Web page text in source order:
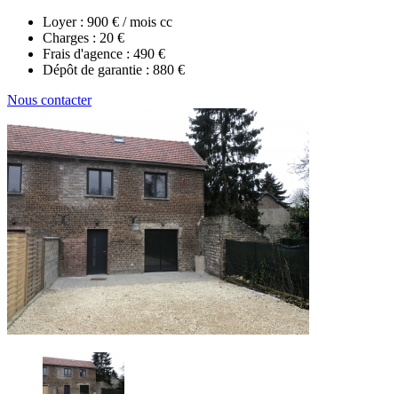
Loyer : 900 € / mois cc
Charges : 20 €
Frais d'agence : 490 €
Dépôt de garantie : 880 €
Nous contacter